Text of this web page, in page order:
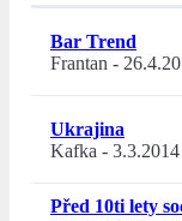
Bar Trend
Frantan -
Ukrajina
Kafka -
Před 10ti lety